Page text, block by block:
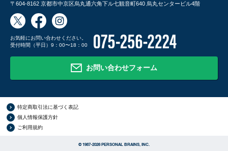
〒604-8162 京都市中京区烏丸通六角下ル七観音町640 烏丸センタービル4階
お気軽にお問い合わせください。
受付時間（平日）9：00〜18：00
お問い合わせフォーム
特定商取引法に基づく表記
個人情報保護方針
ご利用規約
© 1987-2026 PERSONAL BRAINS, INC.